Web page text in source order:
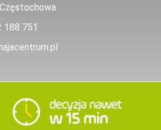
188 751